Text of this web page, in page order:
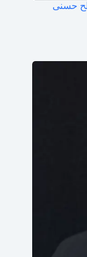
حسنی